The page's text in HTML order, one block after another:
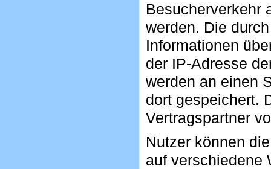
Besucherverkehr
werden. Die
Informationen
der IP-Adresse
werden an einen
dort gespeichert.
Vertragspartner
Nutzer können
auf verschiedene